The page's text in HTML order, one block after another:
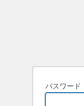
パスワード